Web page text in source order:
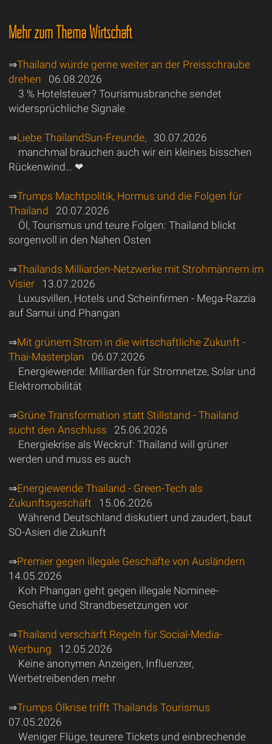
Mehr zum Thema Wirtschaft
⇒Thailand würde gerne weiter an der Preisschraube
drehen 06.08.2026
3 % Hotelsteuer? Tourismusbranche sendet
widersprüchliche Signale
⇒Liebe ThailandSun-Freunde,30.07.2026
manchmal brauchen auch wir ein kleines bisschen
Rückenwind… ❤
⇒Trumps Machtpolitik, Hormus und die Folgen für
Thailand 20.07.2026
Öl, Tourismus und teure Folgen: Thailand blickt
sorgenvoll in den Nahen Osten
⇒Thailands Milliarden-Netzwerke mit Strohmännern im
Visier13.07.2026
Luxusvillen, Hotels und Scheinfirmen - Mega-Razzia
auf Samui und Phangan
⇒Mit grünem Strom in die wirtschaftliche Zukunft -
Thai-Masterplan 06.07.2026
Energiewende: Milliarden für Stromnetze, Solar und
Elektromobilität
⇒Grüne Transformation statt Stillstand - Thailand
sucht den Anschluss 25.06.2026
Energiekrise als Weckruf: Thailand will grüner
werden und muss es auch
⇒Energiewende Thailand - Green-Tech als
Zukunftsgeschäft 15.06.2026
Während Deutschland diskutiert und zaudert, baut
SO-Asien die Zukunft
⇒Premier gegen illegale Geschäfte von Ausländern
14.05.2026
Koh Phangan geht gegen illegale Nominee-
Geschäfte und Strandbesetzungen vor
⇒Thailand verschärft Regeln für Social-Media-
Werbung 12.05.2026
Keine anonymen Anzeigen, Influenzer,
Werbetreibenden mehr
⇒Trumps Ölkrise trifft Thailands Tourismus
07.05.2026
Weniger Flüge, teurere Tickets und einbrechende